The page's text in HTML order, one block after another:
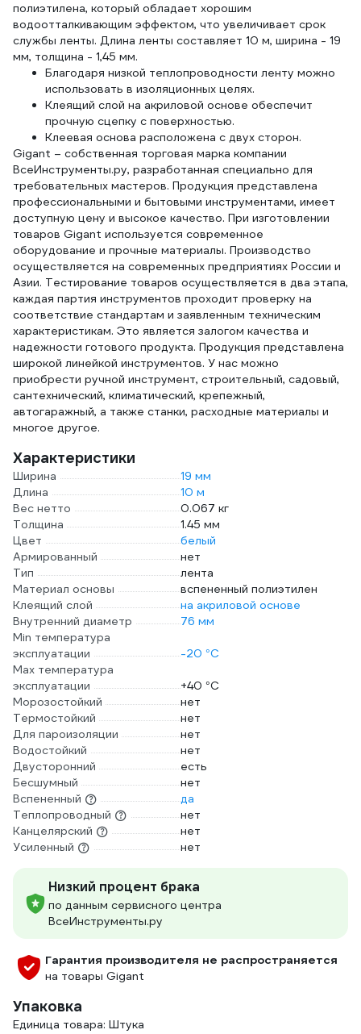
полиэтилена, который обладает хорошим
водоотталкивающим эффектом, что увеличивает срок
службы ленты. Длина ленты составляет 10 м, ширина - 19
мм, толщина - 1,45 мм.
Благодаря низкой теплопроводности ленту можно
использовать в изоляционных целях.
Клеящий слой на акриловой основе обеспечит
прочную сцепку с поверхностью.
Клеевая основа расположена с двух сторон.
Gigant – собственная торговая марка компании
ВсеИнструменты.ру, разработанная специально для
требовательных мастеров. Продукция представлена
профессиональными и бытовыми инструментами, имеет
доступную цену и высокое качество. При изготовлении
товаров Gigant используется современное
оборудование и прочные материалы. Производство
осуществляется на современных предприятиях России и
Азии. Тестирование товаров осуществляется в два этапа,
каждая партия инструментов проходит проверку на
соответствие стандартам и заявленным техническим
характеристикам. Это является залогом качества и
надежности готового продукта. Продукция представлена
широкой линейкой инструментов. У нас можно
приобрести ручной инструмент, строительный, садовый,
сантехнический, климатический, крепежный,
автогаражный, а также станки, расходные материалы и
многое другое.
Характеристики
Ширина
19 мм
Длина
10 м
Вес нетто
0.067 кг
Толщина
1.45 мм
Цвет
белый
Армированный
нет
Тип
лента
Материал основы
вспененный полиэтилен
Клеящий слой
на акриловой основе
Внутренний диаметр
76 мм
Min температура
эксплуатации
-20 °С
Max температура
эксплуатации
+40 °С
Морозостойкий
нет
Термостойкий
нет
Для пароизоляции
нет
Водостойкий
нет
Двусторонний
есть
Бесшумный
нет
Вспененный
да
Теплопроводный
нет
Канцелярский
нет
Усиленный
нет
Низкий процент брака
по данным сервисного центра
ВсеИнструменты.ру
Гарантия производителя не распространяется
на товары Gigant
Упаковка
Единица товара: Штука